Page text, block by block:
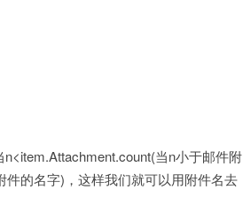
当n小于邮件附
的名字)，这样我们就可以用附件名去